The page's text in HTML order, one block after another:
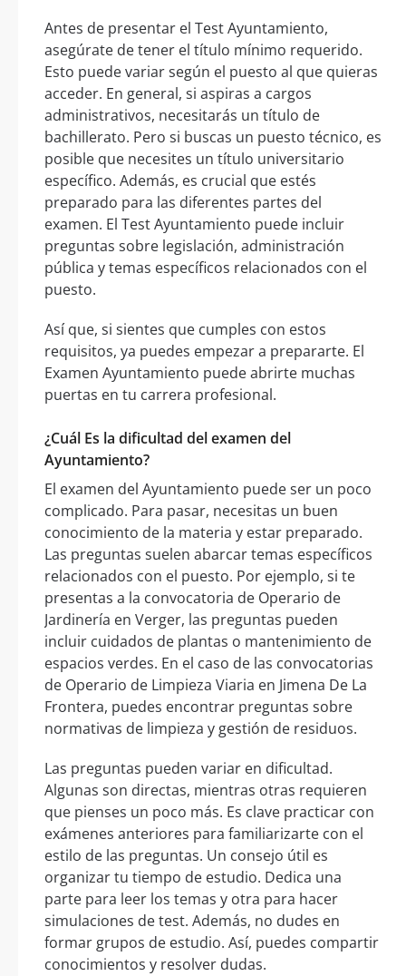
Antes de presentar el Test Ayuntamiento,
asegúrate de tener el título mínimo requerido.
Esto puede variar según el puesto al que quieras
acceder. En general, si aspiras a cargos
administrativos, necesitarás un título de
bachillerato. Pero si buscas un puesto técnico, es
posible que necesites un título universitario
específico. Además, es crucial que estés
preparado para las diferentes partes del
examen. El Test Ayuntamiento puede incluir
preguntas sobre legislación, administración
pública y temas específicos relacionados con el
puesto.
Así que, si sientes que cumples con estos
requisitos, ya puedes empezar a prepararte. El
Examen Ayuntamiento puede abrirte muchas
puertas en tu carrera profesional.
¿Cuál Es la dificultad del examen del
Ayuntamiento?
El examen del Ayuntamiento puede ser un poco
complicado. Para pasar, necesitas un buen
conocimiento de la materia y estar preparado.
Las preguntas suelen abarcar temas específicos
relacionados con el puesto. Por ejemplo, si te
presentas a la convocatoria de Operario de
Jardinería en Verger, las preguntas pueden
incluir cuidados de plantas o mantenimiento de
espacios verdes. En el caso de las convocatorias
de Operario de Limpieza Viaria en Jimena De La
Frontera, puedes encontrar preguntas sobre
normativas de limpieza y gestión de residuos.
Las preguntas pueden variar en dificultad.
Algunas son directas, mientras otras requieren
que pienses un poco más. Es clave practicar con
exámenes anteriores para familiarizarte con el
estilo de las preguntas. Un consejo útil es
organizar tu tiempo de estudio. Dedica una
parte para leer los temas y otra para hacer
simulaciones de test. Además, no dudes en
formar grupos de estudio. Así, puedes compartir
conocimientos y resolver dudas.